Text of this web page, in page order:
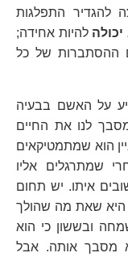
להגדיר התפלגות
להיות אחידה;
ההסתברות של כל
על האשם בבעיה
לנו את החיים
הוא שמתמטיקאים
שמתרגלים אליו
איתו. יש תחום
היא שאת מה שהולך
ובששון כי הוא
מסבך אותה. אבל